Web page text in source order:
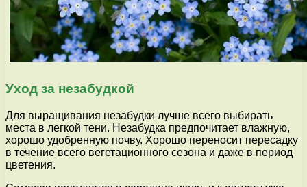
Уход за незабудкой
Для выращивания незабудки лучше всего выбирать
места в легкой тени. Незабудка предпочитает влажную,
хорошо удобренную почву. Хорошо переносит пересадку
в течение всего вегетационного сезона и даже в период
цветения.